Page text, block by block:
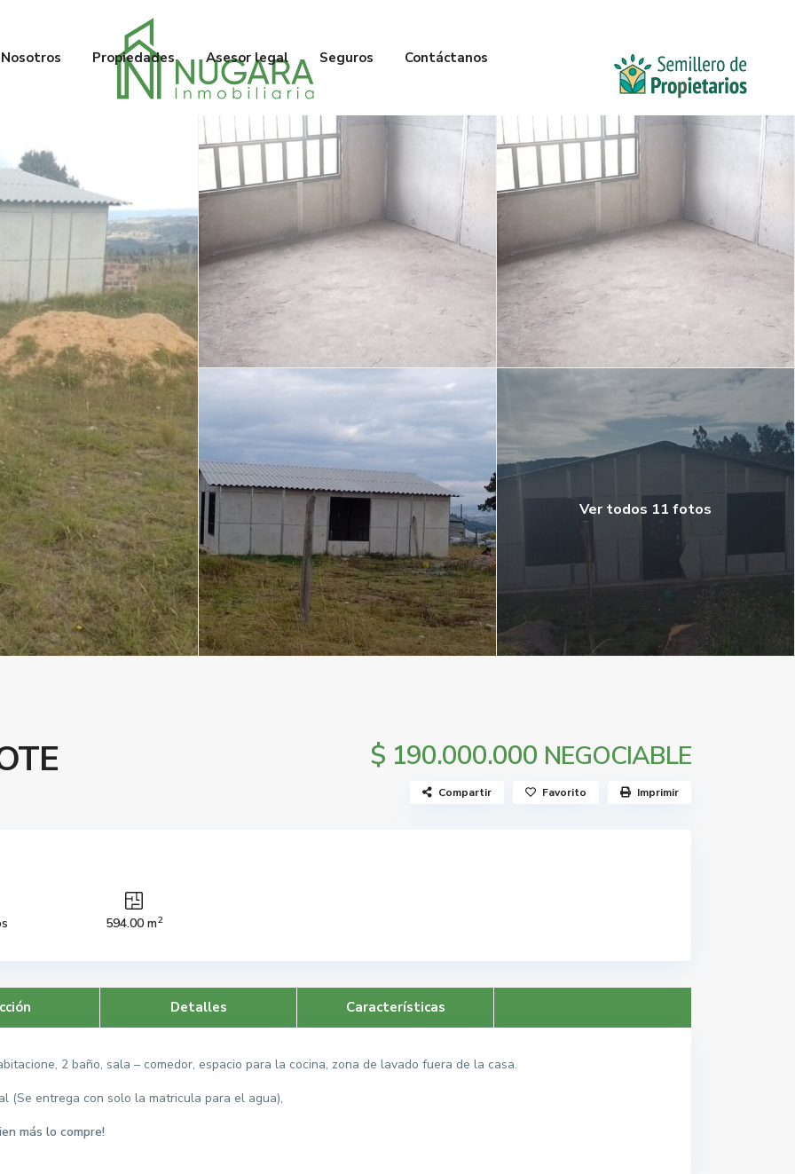
Nosotros Propiedades Asesor legal Seguros Contáctanos
Ver todos 11 fotos
$ 190.000.000 NEGOCIABLE
Compartir Favorito Imprimir
594.00 m2
Detalles Características
2 baño, sala – comedor, espacio para la cocina, zona de lavado fuera de la casa.
(Se entrega con solo la matricula para el agua),
más lo compre!